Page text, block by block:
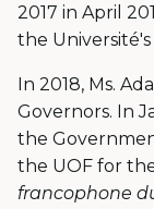
2017 in April
the
In 2018, Ms.
Governors. In
the
the UOF for
francophone